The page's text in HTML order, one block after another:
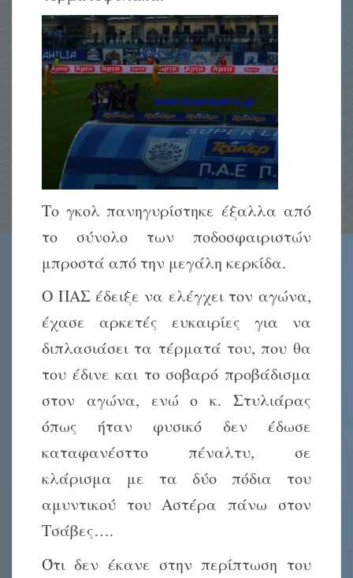
Το γκολ πανηγυρίστηκε έξαλλα από
το σύνολο των ποδοσφαιριστών
μπροστά από την μεγάλη κερκίδα.
Ο ΠΑΣ έδειξε να ελέγχει τον αγώνα,
έχασε αρκετές ευκαιρίες για να
διπλασιάσει τα τέρματά του, που θα
του έδινε και το σοβαρό προβάδισμα
στον αγώνα, ενώ ο κ. Στυλιάρας
όπως ήταν φυσικό δεν έδωσε
καταφανέσττο πέναλτυ, σε
κλάρισμα με τα δύο πόδια του
αμυντικού του Αστέρα πάνω στον
Τσάβες….
Ότι δεν έκανε στην περίπτωση του